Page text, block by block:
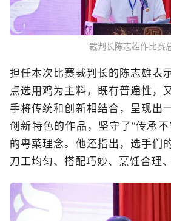
裁判长陈志雄作比赛
担任本次比赛裁判长的陈志雄表
点选用鸡为主料，既有普遍性，
手将传统和创新相结合，呈现出
创新特色的作品，坚守了“传承
的粤菜理念。他还指出，选手们
刀工均匀、搭配巧妙、烹饪合理